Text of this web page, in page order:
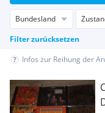
Bundesland
Filter zurücksetzen
Infos zur Reihung der